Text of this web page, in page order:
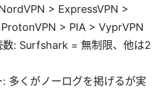
> ExpressVPN >
> PIA > VyprVPN
数: Surfshark = 無制限、他は2
: 多くがノーログを掲げるが実